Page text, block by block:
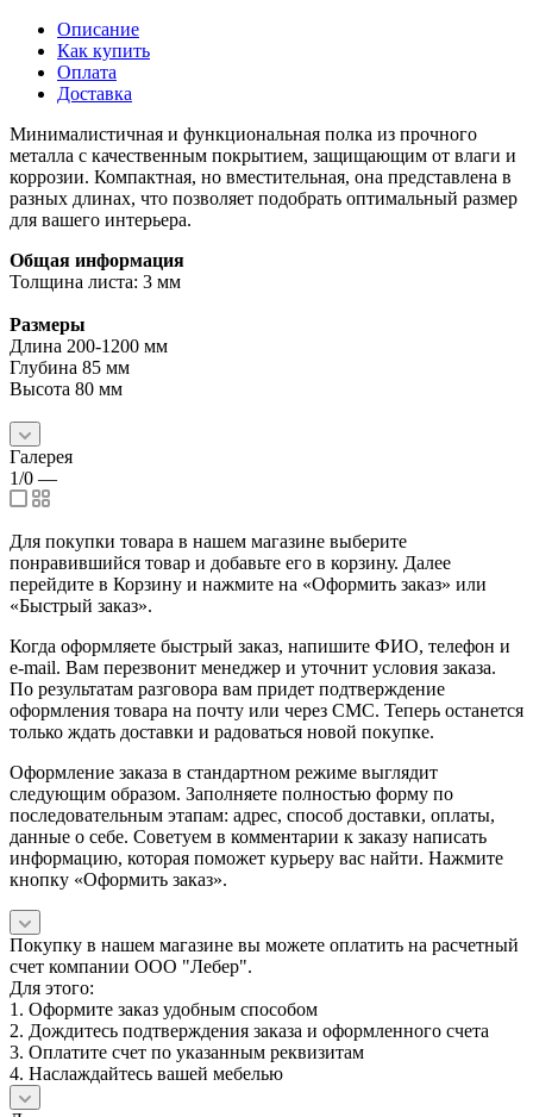
Описание
Как купить
Оплата
Доставка
Минималистичная и функциональная полка из прочного
металла с качественным покрытием, защищающим от влаги и
коррозии. Компактная, но вместительная, она представлена в
разных длинах, что позволяет подобрать оптимальный размер
для вашего интерьера.
Общая информация
Толщина листа: 3 мм
Размеры
Длина 200-1200 мм
Глубина 85 мм
Высота 80 мм
Галерея
1/0 —
Для покупки товара в нашем магазине выберите
понравившийся товар и добавьте его в корзину. Далее
перейдите в Корзину и нажмите на «Оформить заказ» или
«Быстрый заказ».
Когда оформляете быстрый заказ, напишите ФИО, телефон и
e-mail. Вам перезвонит менеджер и уточнит условия заказа.
По результатам разговора вам придет подтверждение
оформления товара на почту или через СМС. Теперь останется
только ждать доставки и радоваться новой покупке.
Оформление заказа в стандартном режиме выглядит
следующим образом. Заполняете полностью форму по
последовательным этапам: адрес, способ доставки, оплаты,
данные о себе. Советуем в комментарии к заказу написать
информацию, которая поможет курьеру вас найти. Нажмите
кнопку «Оформить заказ».
Покупку в нашем магазине вы можете оплатить на расчетный
счет компании ООО "Лебер".
Для этого:
1. Оформите заказ удобным способом
2. Дождитесь подтверждения заказа и оформленного счета
3. Оплатите счет по указанным реквизитам
4. Наслаждайтесь вашей мебелью